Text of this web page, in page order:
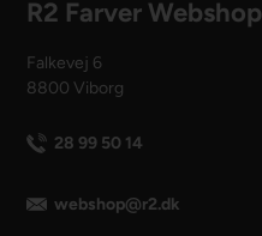
R2 Farver Webshop
Falkevej 6
8800 Viborg
28 99 50 14
webshop@r2.dk